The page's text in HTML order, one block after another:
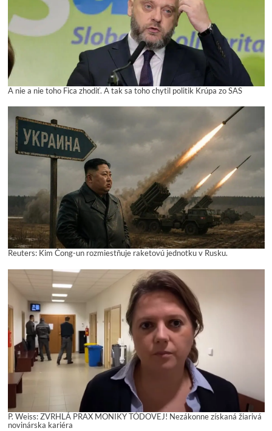
A nie a nie toho Fica zhodiť. A tak sa toho chytil politik Krúpa zo SAS
Reuters: Kim Čong-un rozmiestňuje raketovú jednotku v Rusku.
P. Weiss: ZVRHLÁ PRAX MONIKY TÓDOVEJ! Nezákonne získaná žiarivá
novinárska kariéra